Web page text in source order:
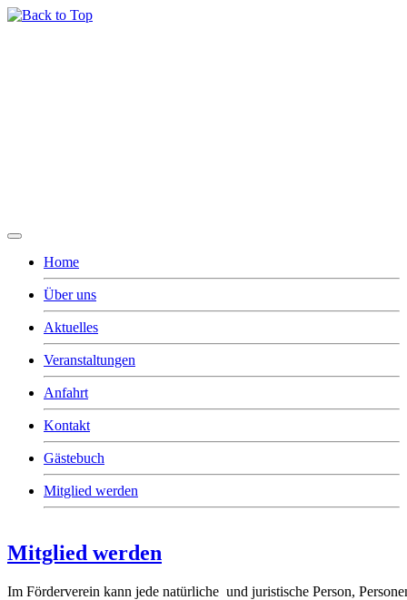
Home
Über uns
Aktuelles
Veranstaltungen
Anfahrt
Kontakt
Gästebuch
Mitglied werden
Mitglied werden
Im Förderverein kann jede natürliche und juristische Person,